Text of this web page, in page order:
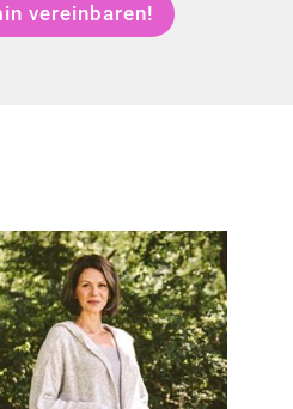
vereinbaren!